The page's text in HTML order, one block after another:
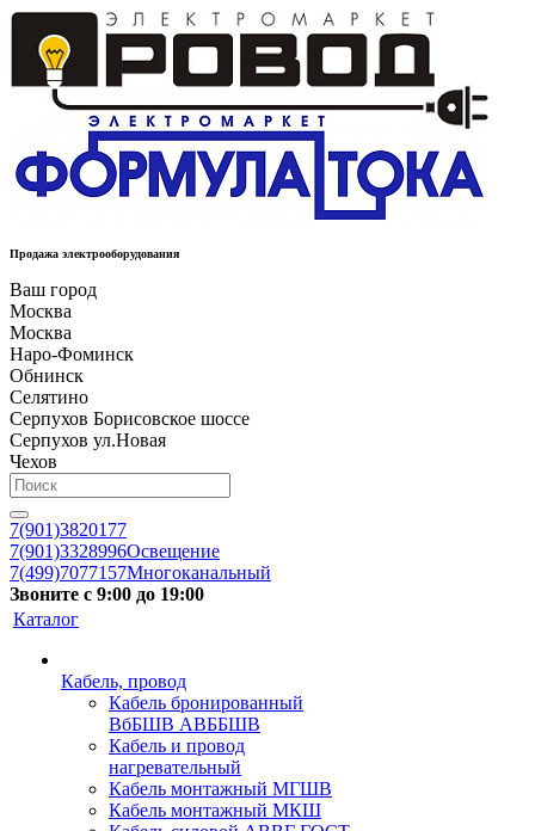
Продажа электрооборудования
Ваш город
Москва
Москва
Наро-Фоминск
Обнинск
Селятино
Серпухов Борисовское шоссе
Серпухов ул.Новая
Чехов
7(901)3820177
7(901)3328996Освещение
7(499)7077157Многоканальный
Звоните с 9:00 до 19:00
Каталог
Кабель, провод
Кабель бронированный
ВбБШВ АВББШВ
Кабель и провод
нагревательный
Кабель монтажный МГШВ
Кабель монтажный МКШ